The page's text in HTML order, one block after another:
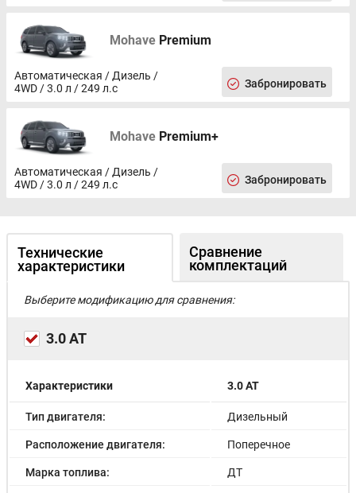
Mohave Premium
Aвтоматическая / Дизель /
4WD / 3.0 л / 249 л.с
Забронировать
Mohave Premium+
Aвтоматическая / Дизель /
4WD / 3.0 л / 249 л.с
Забронировать
Технические
характеристики
Сравнение
комплектаций
Выберите модификацию для сравнения:
3.0 AT
Характеристики 3.0 AT
Тип двигателя: Дизельный
Расположение двигателя: Поперечное
Марка топлива: ДТ